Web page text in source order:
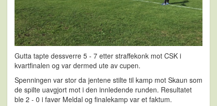
Gutta tapte dessverre 5 - 7 etter straffekonk mot CSK i
kvartfinalen og var dermed ute av cupen.
Spenningen var stor da jentene stilte til kamp mot Skaun som
de spilte uavgjort mot i den innledende runden. Resultatet
ble 2 - 0 i favør Meldal og finalekamp var et faktum.